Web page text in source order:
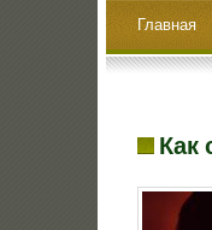
Главная
Как